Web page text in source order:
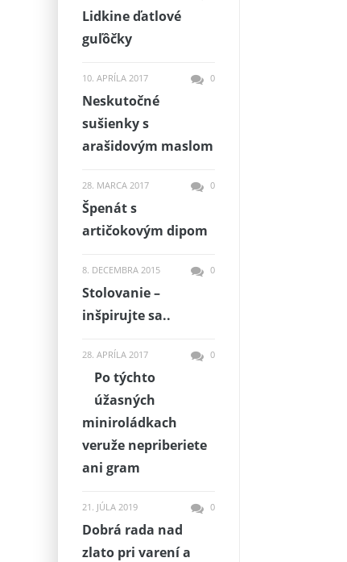
Lidkine ďatlové
guľôčky
10. APRÍLA 2017 0
Neskutočné
sušienky s
arašidovým maslom
28. MARCA 2017 0
Špenát s
artičokovým dipom
8. DECEMBRA 2015 0
Stolovanie –
inšpirujte sa..
28. APRÍLA 2017 0
Po týchto
úžasných
miniroládkach
veruže nepriberiete
ani gram
21. JÚLA 2019 0
Dobrá rada nad
zlato pri varení a